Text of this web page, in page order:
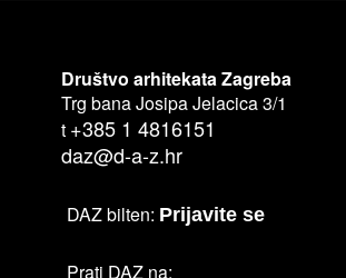
Društvo arhitekata Zagreba
Trg bana Josipa Jelacica 3/1
t +385 1 4816151
daz@d-a-z.hr
DAZ bilten: Prijavite se
Prati DAZ na: